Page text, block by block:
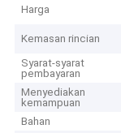
Harga
Kemasan rincian
Syarat-syarat
pembayaran
Menyediakan
kemampuan
Bahan